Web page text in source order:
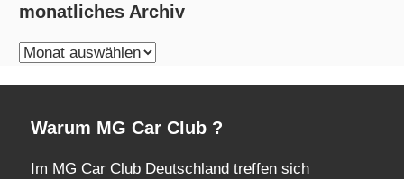
monatliches Archiv
monatliches
Warum MG Car Club ?
Im MG Car Club Deutschland treffen sich